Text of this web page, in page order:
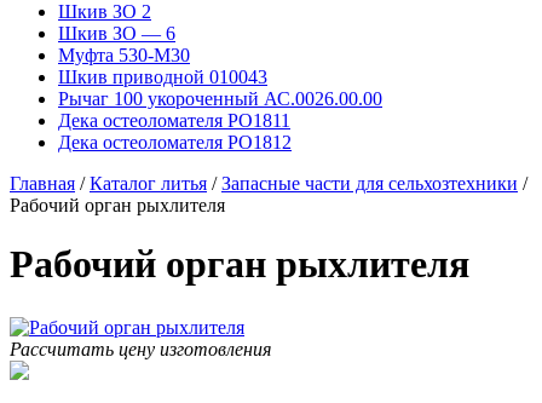
Шкив ЗО 2
Шкив ЗО — 6
Муфта 530-М30
Шкив приводной 010043
Рычаг 100 укороченный АС.0026.00.00
Дека остеоломателя PO1811
Дека остеоломателя PO1812
Главная /Каталог литья /Запасные части для сельхозтехники /
Рабочий орган рыхлителя
Рабочий орган рыхлителя
Рассчитать цену изготовления